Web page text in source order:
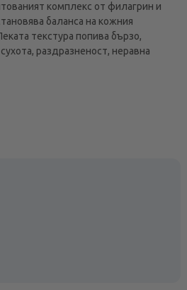
комплекс от филагрин и
баланса на кожния
текстура попива бързо,
раздразненост, неравна